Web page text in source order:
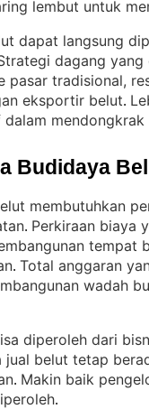
lembut untuk
dapat langsung
dagang
pasar tradisional,
eksportir belut.
mendongkrak
Budidaya
membutuhkan
. Perkiraan biaya
tempat
. Total anggaran
wadah
diperoleh dari
jual belut tetap
. Makin baik
.